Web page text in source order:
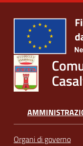
Organi di governo